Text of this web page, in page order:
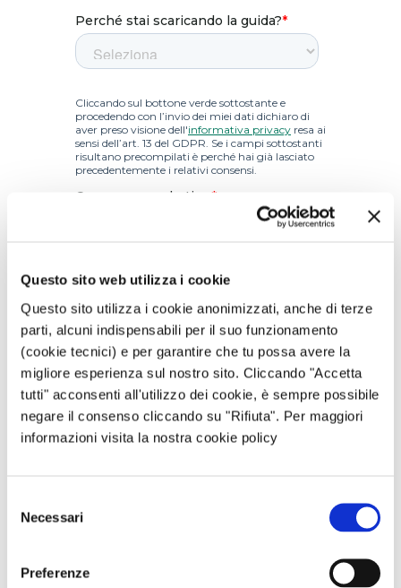
Questo sito web utilizza i cookie
Questo sito utilizza i cookie anonimizzati, anche di terze
parti, alcuni indispensabili per il suo funzionamento
(cookie tecnici) e per garantire che tu possa avere la
migliore esperienza sul nostro sito. Cliccando "Accetta
tutti" acconsenti all'utilizzo dei cookie, è sempre possibile
negare il consenso cliccando su "Rifiuta". Per maggiori
informazioni visita la nostra cookie policy
delNecessari
Preferenze